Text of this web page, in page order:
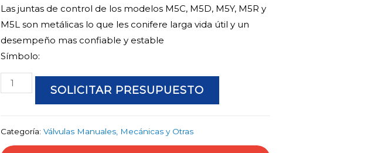
Las juntas de control de los modelos M5C, M5D, M5Y, M5R y
M5L son metálicas lo que les conifere larga vida útil y un
desempeño mas confiable y estable
Símbolo:
VÁLVULA
DE
M5
cantidad
SOLICITAR PRESUPUESTO
Categoría: Válvulas Manuales, Mecánicas y Otras